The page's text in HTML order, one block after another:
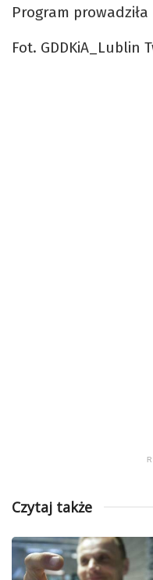
Program
Fot. GDDKiA_Lublin
Czytaj także